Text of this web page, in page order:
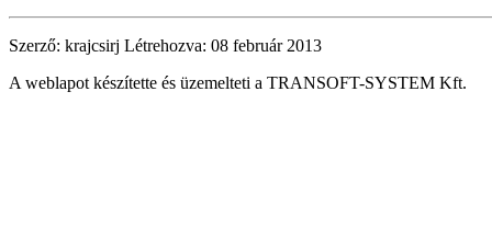
Szerző: krajcsirj Létrehozva: 08 február 2013
A weblapot készítette és üzemelteti a TRANSOFT-SYSTEM Kft.